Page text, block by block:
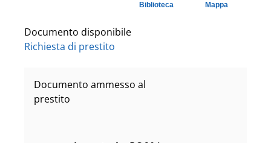
Mappa
Biblioteca
Documento disponibile
Richiesta di prestito
Documento ammesso al
prestito